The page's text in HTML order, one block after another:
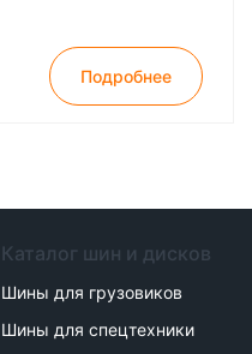
Подробнее
Каталог шин и дисков
Шины для грузовиков
Шины для спецтехники